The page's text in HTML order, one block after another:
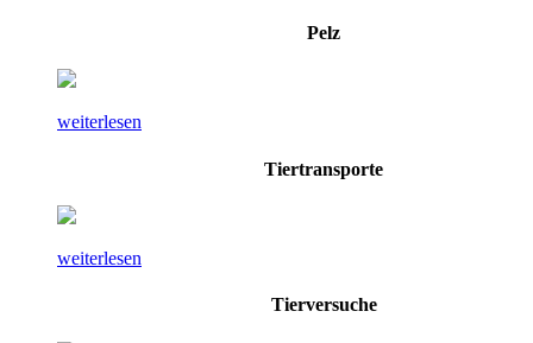
Pelz
weiterlesen
Tiertransporte
weiterlesen
Tierversuche